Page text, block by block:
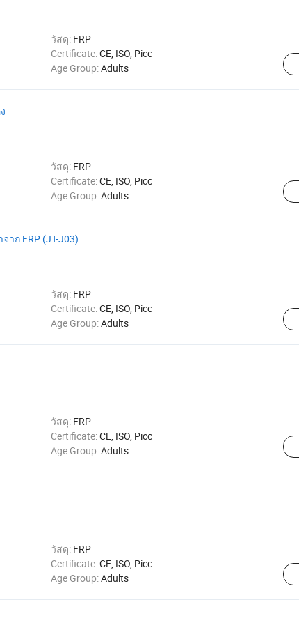
วัสดุ: FRP
Certificate:CE, ISO, Picc
Age Group:Adults
วัสดุ: FRP
Certificate:CE, ISO, Picc
Age Group:Adults
ก FRP (JT-J03)
วัสดุ: FRP
Certificate:CE, ISO, Picc
Age Group:Adults
วัสดุ: FRP
Certificate:CE, ISO, Picc
Age Group:Adults
วัสดุ: FRP
Certificate:CE, ISO, Picc
Age Group:Adults